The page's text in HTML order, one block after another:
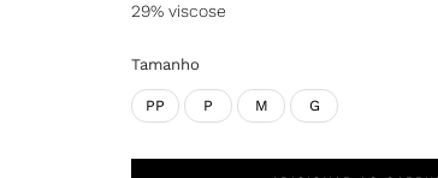
29% viscose
Tamanho
PP P M G